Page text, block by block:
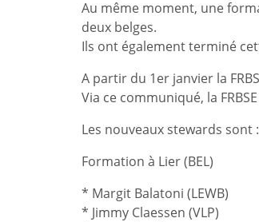
Au même moment, une
deux belges.
Ils ont également terminé
A partir du 1er janvier la
Via ce communiqué, la
Les nouveaux stewards sont :
Formation à Lier (BEL)
* Margit Balatoni (LEWB)
* Jimmy Claessen (VLP)